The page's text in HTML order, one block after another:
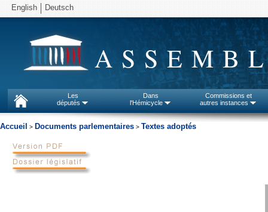
English Deutsch
Les
députés
Dans
l'Hémicycle
Commissions et
autres instances
Accueil > Documents parlementaires > Textes adoptés